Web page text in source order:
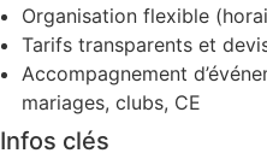
Organisation flexible
Tarifs transparents et
Accompagnement
mariages, clubs, CE
Infos clés